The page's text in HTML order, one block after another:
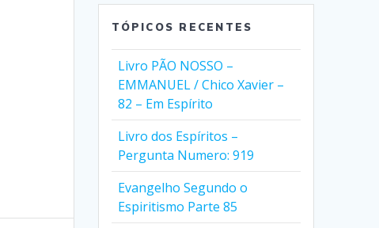
TÓPICOS RECENTES
Livro PÃO NOSSO –
EMMANUEL / Chico Xavier –
82 – Em Espírito
Livro dos Espíritos –
Pergunta Numero: 919
Evangelho Segundo o
Espiritismo Parte 85